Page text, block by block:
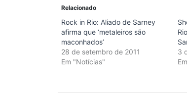
Relacionado
Rock in Rio: Aliado de Sarney
afirma que ‘metaleiros são
maconhados’
28 de setembro de 2011
Em "Notícias"
3